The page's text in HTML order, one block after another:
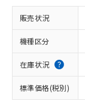
販売状況
機種区分
在庫状況
標準価格(税別)